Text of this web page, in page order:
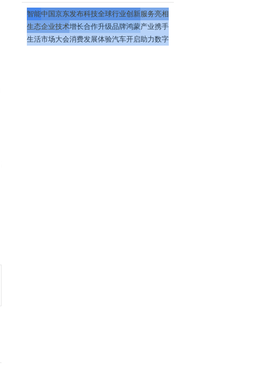
智能中国京东发布科技全球行业创新服务亮相
生态企业技术增长合作升级品牌鸿蒙产业携手
生活市场大会消费发展体验汽车开启助力数字